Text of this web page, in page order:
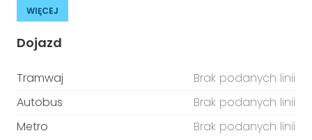
WIĘCEJ
Dojazd
Tramwaj
Brak podanych linii
Autobus
Brak podanych linii
Metro
Brak podanych linii